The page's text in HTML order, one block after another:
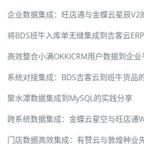
将BDS班牛入库单无缝集成到吉客云
高效整合小满OKKICRM用户数据到企业
系统对接集成：BDS吉客云到班牛货品
聚水潭数据集成到MySQL的实践分享
跨系统数据集成：金蝶云星空与旺店通
门店数据高效集成：有赞云与敦煌种业